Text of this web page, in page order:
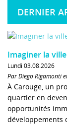
DERNIER
Imaginer la
Lundi 03.08.2026
Par Diego Rigamonti
À Carouge, un
quartier en
opportunités
développements